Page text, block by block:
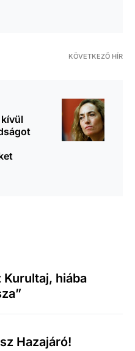
KÖVETKEZŐ HÍR
Kurultaj, hiába
Hazajáró!